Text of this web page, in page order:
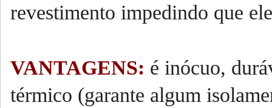
revestimento impedindo que
VANTAGENS: é inócuo,
térmico (garante algum